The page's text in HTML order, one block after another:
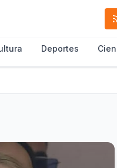
Deportes